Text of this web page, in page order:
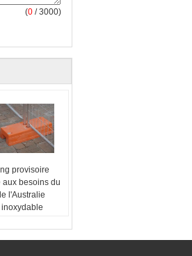
(0 / 3000)
provisoire
aux besoins du
l'Australie
de Fram:Metal